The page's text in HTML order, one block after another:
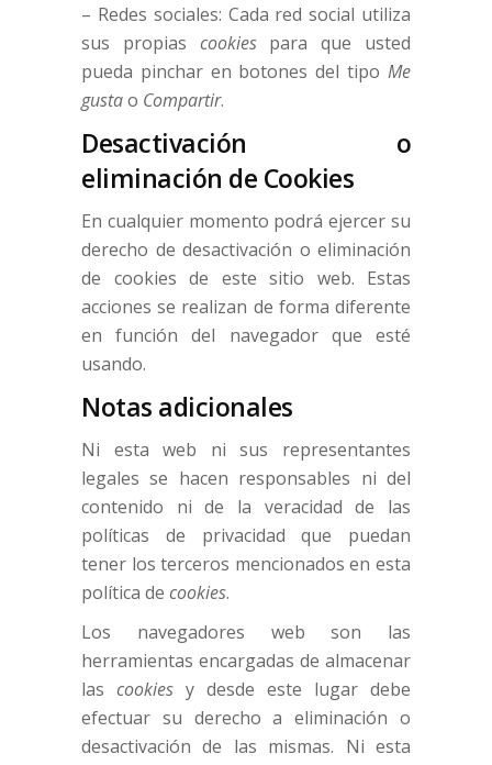
– Redes sociales: Cada red social utiliza
sus propias cookiespara que usted
pueda pinchar en botones del tipo Me
gustao Compartir.
Desactivación o
eliminación de Cookies
En cualquier momento podrá ejercer su
derecho de desactivación o eliminación
de cookies de este sitio web. Estas
acciones se realizan de forma diferente
en función del navegador que esté
usando.
Notas adicionales
Ni esta web ni sus representantes
legales se hacen responsables ni del
contenido ni de la veracidad de las
políticas de privacidad que puedan
tener los terceros mencionados en esta
política de cookies.
Los navegadores web son las
herramientas encargadas de almacenar
las cookies y desde este lugar debe
efectuar su derecho a eliminación o
desactivación de las mismas. Ni esta